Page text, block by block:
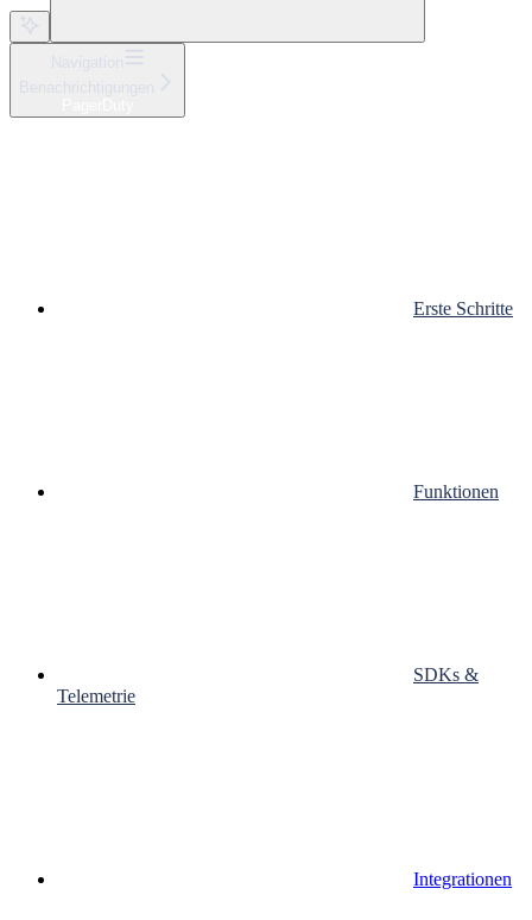
Erste Schritte
Funktionen
SDKs &
Telemetrie
Integrationen